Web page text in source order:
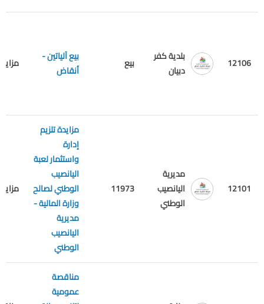
12106
بلدية كفر
دبيان
بيع
بيع آلياتين -
أنقاض
مزايدة
12101
مديرية
اليانصيب
الوطني
11973
مزايدة تلزيم
إدارة
واستثمار لعبة
اليانصيب
الوطني لصالح
وزارة المالية -
مديرية
اليانصيب
الوطني
مزايدة
مناقصة
عمومية